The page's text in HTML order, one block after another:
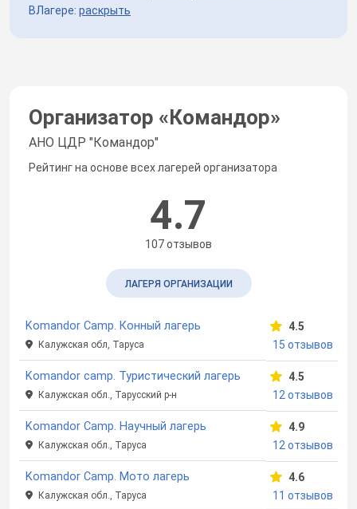
ВЛагере: раскрыть
Организатор «Командор»
АНО ЦДР "Командор"
Рейтинг на основе всех лагерей организатора
4.7
107 отзывов
ЛАГЕРЯ ОРГАНИЗАЦИИ
Komandor Camp. Конный лагерь
Калужская обл, Таруса
4.5
15 отзывов
Komandor camp. Туристический лагерь
Калужская обл., Тарусский р-н
4.5
12 отзывов
Komandor Camp. Научный лагерь
Калужская обл., Таруса
4.9
12 отзывов
Komandor Camp. Мото лагерь
Калужская обл., Таруса
4.6
11 отзывов